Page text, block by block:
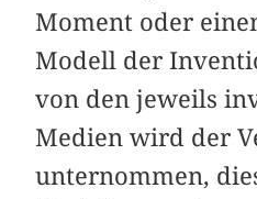
Moment oder
Modell der
von den jeweils
Medien wird der
unternommen,